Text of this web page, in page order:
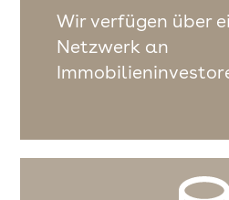
Wir verfügen über
Netzwerk an